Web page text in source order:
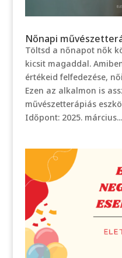
Nőnapi
Töltsd a nőnapot nők
kicsit magaddal.
értékeid felfedezése,
Ezen az alkalmon is
művészetterápiás
Időpont: 2025. március...